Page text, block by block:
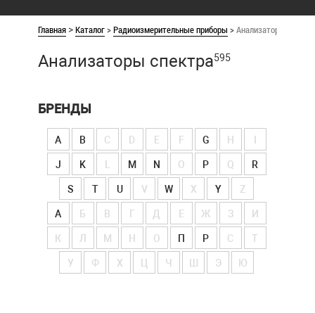
Главная >Каталог>Радиоизмерительные приборы >Анализаторы
Анализаторы спектра595
БРЕНДЫ
A B C D E F G H
J K M N O P Q R
S T U V W X Y Z
А Б В Г Д Е Ж З И
К Л М Н О П Р С Т
У Ф Х Ч Э Ю